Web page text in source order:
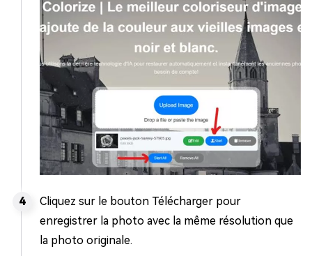
Cliquez sur le bouton Télécharger pour
enregistrer la photo avec la même résolution que
la photo originale.